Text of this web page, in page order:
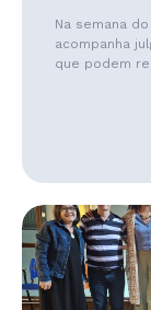
Na semana
acompanha
que podem